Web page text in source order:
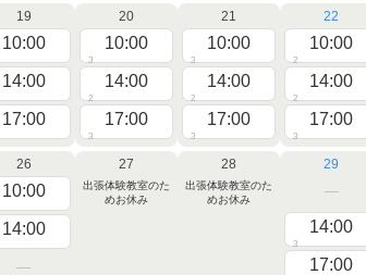
19
10:00
14:00
17:00
20
10:00
3
14:00
2
17:00
3
21
10:00
3
14:00
2
17:00
3
22
10:00
2
14:00
2
17:00
3
26
10:00
14:00
27
出張体験教室のた
めお休み
28
出張体験教室のた
めお休み
29
14:00
3
17:00